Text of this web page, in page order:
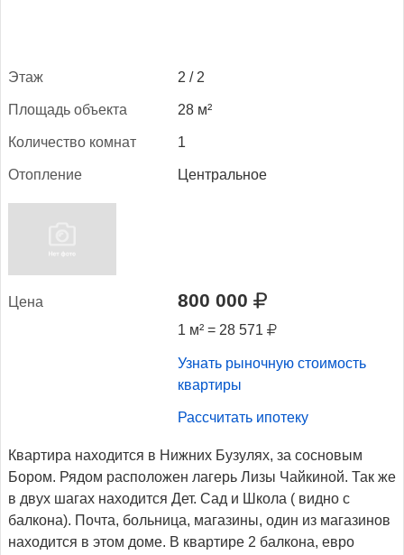
Этаж 2 / 2
Пло­щадь объ­ек­та 28 м²
Ко­личес­тво ком­нат 1
Отоп­ле­ние Центральное
Це­на 800 000
1 м² = 28 571
Узнать рыночную стоимость
квартиры
Рассчитать ипотеку
Квартира находится в Нижних Бузулях, за сосновым
Бором. Рядом расположен лагерь Лизы Чайкиной. Так же
в двух шагах находится Дет. Сад и Школа ( видно с
балкона). Почта, больница, магазины, один из магазинов
находится в этом доме. В квартире 2 балкона, евро